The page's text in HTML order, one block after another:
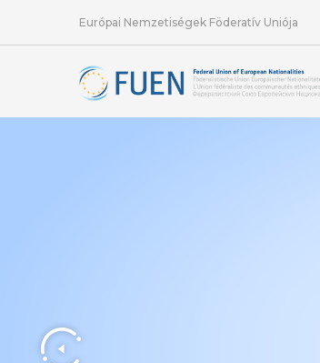
Európai Nemzetiségek Föderatív Uniója